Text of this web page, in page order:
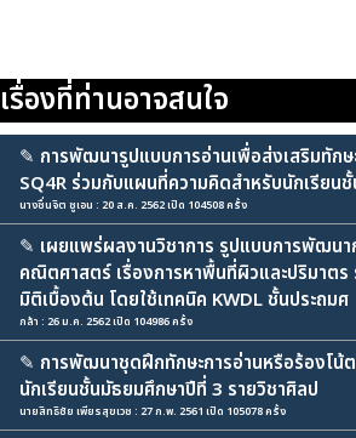
เรื่องที่ท่านอาจสนใจ
✎ การพัฒนารูปแบบการอ่านเพื่อส่งเสริมทัก
SQ4R ร่วมกับแผนที่ความคิดสำหรับนักเรียน
นางชื่นจิต ชูเอน : 20 ส.ค. 2562 เปิด 104508 ครั้ง
✎ เผยแพร่ผลงานวิชาการ รูปแบบการพัฒนา
คณิตศาสตร์ เรื่องการหาพื้นที่ผิวและปริมาต
มิติเบื้องต้น โดยใช้เทคนิค KWDL ชั้นประถมศ
กล้า : 26 ม.ค. 2562 เปิด 104986 ครั้ง
✎ การพัฒนาชุดฝึกทักษะการอ่านหรือร้องโน้
นักเรียนชั้นมัธยมศึกษาปีที่ 3 รายวิชาศิลป
นายสิทธิชัย เพียรสุขเวช : 27 ก.พ. 2561 เปิด 105078 ครั้ง